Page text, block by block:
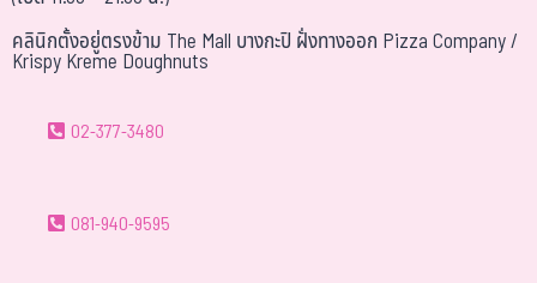
คลินิกตั้งอยู่ตรงข้าม The Mall บางกะปิ ฝั่งทางออก Pizza Company /
Krispy Kreme Doughnuts
02-377-3480
081-940-9595